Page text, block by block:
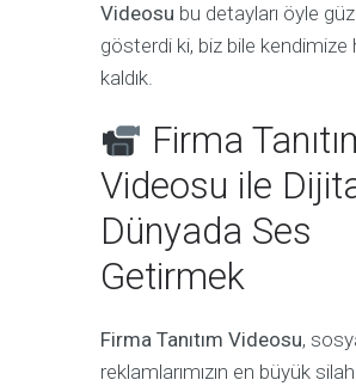
Videosu bu detayları öyle
gösterdi ki, biz bile kendimize
kaldık.
Firma
Videosu ile
Dünyada Ses
Getirmek
Firma Tanıtım Videosu,
reklamlarımızın en büyük